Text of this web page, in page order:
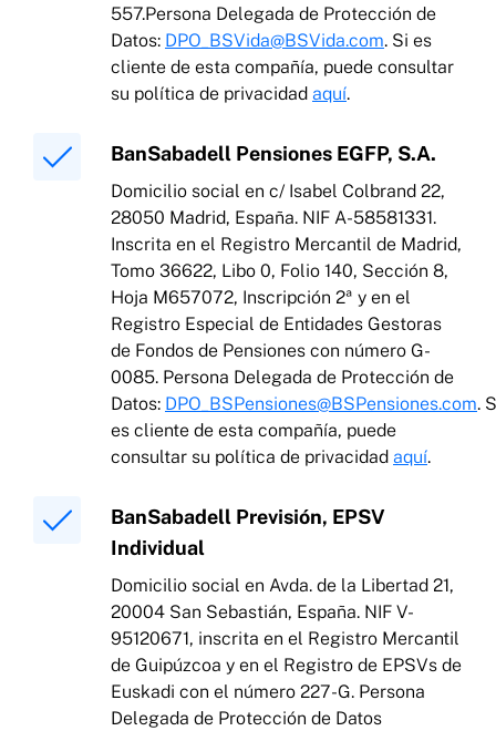
557.Persona Delegada de Protección de
Datos: DPO_BSVida@BSVida.com. Si es
cliente de esta compañía, puede consultar
su política de privacidad aquí.
BanSabadell Pensiones EGFP, S.A.
Domicilio social en c/ Isabel Colbrand 22,
28050 Madrid, España. NIF A-58581331.
Inscrita en el Registro Mercantil de Madrid,
Tomo 36622, Libo 0, Folio 140, Sección 8,
Hoja M657072, Inscripción 2ª y en el
Registro Especial de Entidades Gestoras
de Fondos de Pensiones con número G-
0085. Persona Delegada de Protección de
Datos: DPO_BSPensiones@BSPensiones.com.
es cliente de esta compañía, puede
consultar su política de privacidad aquí.
BanSabadell Previsión, EPSV
Individual
Domicilio social en Avda. de la Libertad 21,
20004 San Sebastián, España. NIF V-
95120671, inscrita en el Registro Mercantil
de Guipúzcoa y en el Registro de EPSVs de
Euskadi con el número 227-G. Persona
Delegada de Protección de Datos